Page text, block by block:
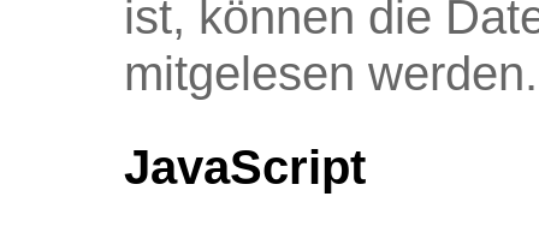
ist, können die
mitgelesen werden.
JavaScript